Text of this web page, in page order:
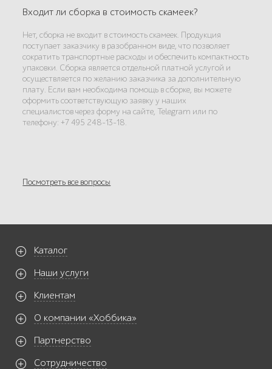
Входит ли сборка в стоимость скамеек?
Нет, сборка не входит в стоимость скамеек. Продукция
поступает заказчику в разобранном виде, что позволяет
сократить транспортные расходы и обеспечить компактность
упаковки. Сборка является отдельной платной услугой и
осуществляется по желанию заказчика за дополнительную
плату. Если вам необходима помощь в сборке, вы можете
оформить соответствующую заявку у наших
специалистов через форму на сайте, Telegram или по
телефону: +7 495 248-13-18.
Посмотреть все вопросы
Каталог
Наши услуги
Клиентам
О компании «Хоббика»
Партнерство
Сотрудничество